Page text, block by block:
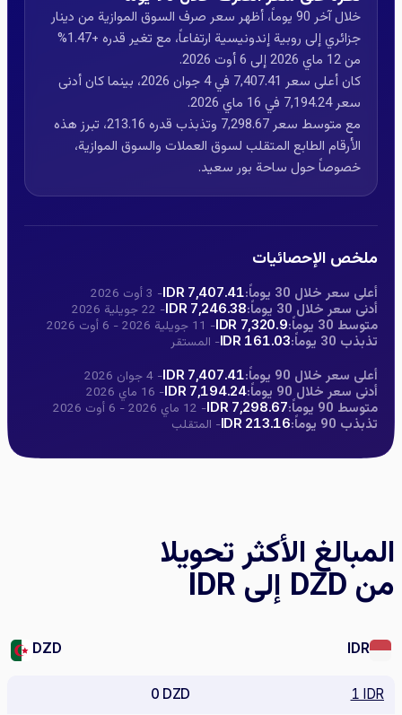
خلال آخر 90 يوماً، أظهر سعر صرف السوق الموازية من دينار
جزائري إلى روبية إندونيسية ارتفاعاً، مع تغير قدره +1.47%
من 12 ماي 2026 إلى 6 أوت 2026.
كان أعلى سعر 7,407.41 في 4 جوان 2026، بينما كان أدنى
سعر 7,194.24 في 16 ماي 2026.
مع متوسط سعر 7,298.67 وتذبذب قدره 213.16، تبرز هذه
الأرقام الطابع المتقلب لسوق العملات والسوق الموازية،
خصوصاً حول ساحة بور سعيد.
ملخص الإحصائيات
أعلى سعر خلال 30 يوماً: 7,407.41 IDR - 3 أوت 2026
أدنى سعر خلال 30 يوماً: 7,246.38 IDR - 22 جويلية 2026
متوسط 30 يوماً: 7,320.9 IDR - 11 جويلية 2026 - 6 أوت 2026
تذبذب 30 يوماً: 161.03 IDR - المستقر
أعلى سعر خلال 90 يوماً: 7,407.41 IDR - 4 جوان 2026
أدنى سعر خلال 90 يوماً: 7,194.24 IDR - 16 ماي 2026
متوسط 90 يوماً: 7,298.67 IDR - 12 ماي 2026 - 6 أوت 2026
تذبذب 90 يوماً: 213.16 IDR - المتقلب
المبالغ الأكثر تحويلا
من DZD إلى IDR
IDR
DZD
1 IDR
0 DZD